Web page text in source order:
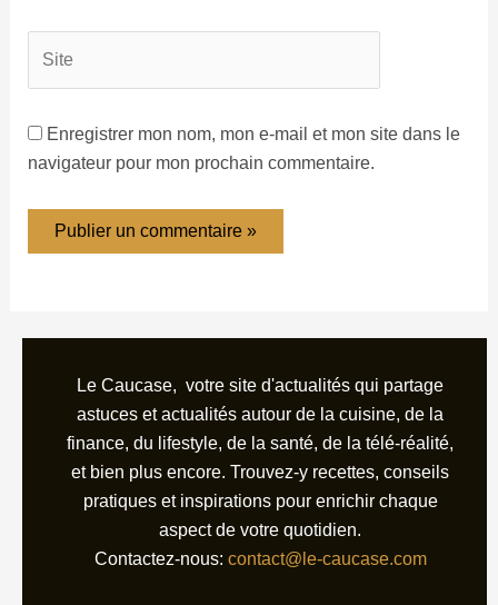
Enregistrer mon nom, mon e-mail et mon site dans le
navigateur pour mon prochain commentaire.
Le Caucase, votre site d'actualités qui partage
astuces et actualités autour de la cuisine, de la
finance, du lifestyle, de la santé, de la télé-réalité,
et bien plus encore. Trouvez-y recettes, conseils
pratiques et inspirations pour enrichir chaque
aspect de votre quotidien.
Contactez-nous: contact@le-caucase.com